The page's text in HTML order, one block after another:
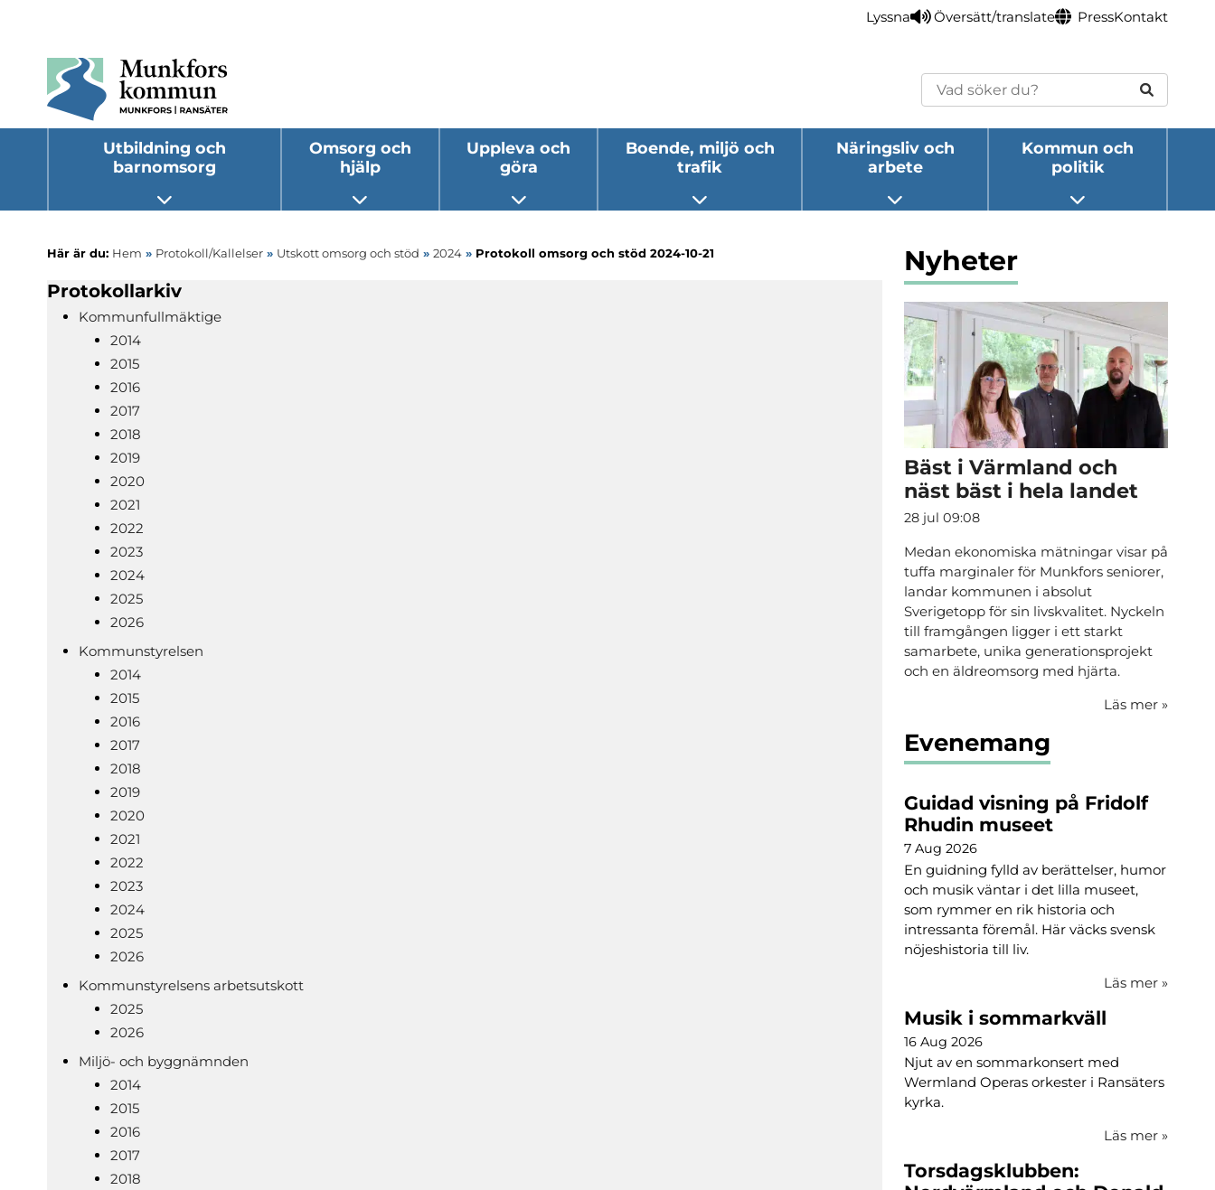
Lyssna Översätt/translate PressKontakt
Sök
Utbildning och
barnomsorg
Öppna undermeny
Omsorg och
hjälp
Öppna undermeny
Uppleva och
göra
Öppna undermeny
Boende, miljö och
trafik
Öppna undermeny
Näringsliv och
arbete
Öppna undermeny
Kommun och
politik
Öppna undermeny
Här är du: Hem » Protokoll/Kallelser » Utskott omsorg och stöd » 2024 » Protokoll omsorg och stöd 2024-10-21
Protokollarkiv
Kommunfullmäktige
2014
2015
2016
2017
2018
2019
2020
2021
2022
2023
2024
2025
2026
Kommunstyrelsen
2014
2015
2016
2017
2018
2019
2020
2021
2022
2023
2024
2025
2026
Kommunstyrelsens arbetsutskott
2025
2026
Miljö- och byggnämnden
2014
2015
2016
2017
2018
Nyheter
Bäst i Värmland och
näst bäst i hela landet
28 jul 09:08
Medan ekonomiska mätningar visar på
tuffa marginaler för Munkfors seniorer,
landar kommunen i absolut
Sverigetopp för sin livskvalitet. Nyckeln
till framgången ligger i ett starkt
samarbete, unika generationsprojekt
och en äldreomsorg med hjärta.
Läs mer »
Evenemang
Guidad visning på Fridolf
Rhudin museet
7 Aug 2026
En guidning fylld av berättelser, humor
och musik väntar i det lilla museet,
som rymmer en rik historia och
intressanta föremål. Här väcks svensk
nöjeshistoria till liv.
Läs mer »
Musik i sommarkväll
16 Aug 2026
Njut av en sommarkonsert med
Wermland Operas orkester i Ransäters
kyrka.
Läs mer »
Torsdagsklubben: